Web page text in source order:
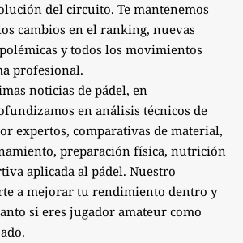
del circuito. Te mantenemos
cambios en el ranking, nuevas
y todos los movimientos
profesional.
noticias de pádel, en
en análisis técnicos de
expertos, comparativas de material,
preparación física, nutrición
aplicada al pádel. Nuestro
a mejorar tu rendimiento dentro y
si eres jugador amateur como